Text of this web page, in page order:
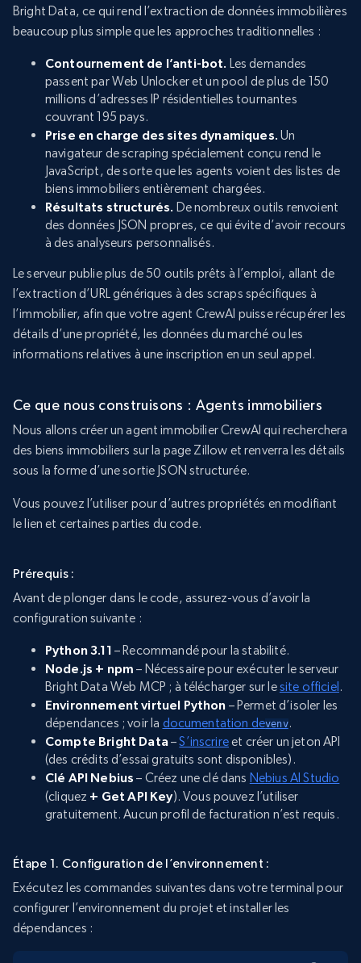
Bright Data, ce qui rend l’extraction de données immobilières
beaucoup plus simple que les approches traditionnelles :
Contournement de l’anti-bot. Les demandes
passent par Web Unlocker et un pool de plus de 150
millions d’adresses IP résidentielles tournantes
couvrant 195 pays.
Prise en charge des sites dynamiques. Un
navigateur de scraping spécialement conçu rend le
JavaScript, de sorte que les agents voient des listes de
biens immobiliers entièrement chargées.
Résultats structurés. De nombreux outils renvoient
des données JSON propres, ce qui évite d’avoir recours
à des analyseurs personnalisés.
Le serveur publie plus de 50 outils prêts à l’emploi, allant de
l’extraction d’URL génériques à des scraps spécifiques à
l’immobilier, afin que votre agent CrewAI puisse récupérer les
détails d’une propriété, les données du marché ou les
informations relatives à une inscription en un seul appel.
Ce que nous construisons : Agents immobiliers
Nous allons créer un agent immobilier CrewAI qui recherchera
des biens immobiliers sur la page Zillow et renverra les détails
sous la forme d’une sortie JSON structurée.
Vous pouvez l’utiliser pour d’autres propriétés en modifiant
le lien et certaines parties du code.
Prérequis :
Avant de plonger dans le code, assurez-vous d’avoir la
configuration suivante :
Python 3.11 – Recommandé pour la stabilité.
Node.js + npm – Nécessaire pour exécuter le serveur
Bright Data Web MCP ; à télécharger sur lesite officiel .
Environnement virtuel Python – Permet d’isoler les
dépendances ; voir la documentation devenv.
Compte Bright Data–S’inscrireet créer un jeton API
(des crédits d’essai gratuits sont disponibles).
Clé API Nebius – Créez une clé dans Nebius AI Studio
(cliquez + Get API Key). Vous pouvez l’utiliser
gratuitement. Aucun profil de facturation n’est requis.
Étape 1. Configuration de l’environnement :
Exécutez les commandes suivantes dans votre terminal pour
configurer l’environnement du projet et installer les
dépendances :